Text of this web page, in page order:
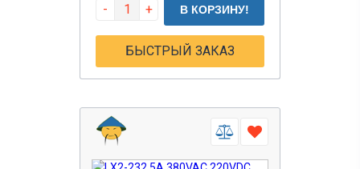
- + В КОРЗИНУ!
БЫСТРЫЙ ЗАКАЗ